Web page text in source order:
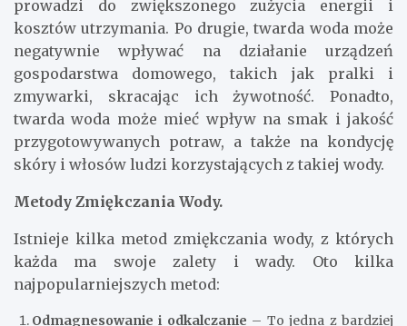
prowadzi do zwiększonego zużycia energii i
kosztów utrzymania. Po drugie, twarda woda może
negatywnie wpływać na działanie urządzeń
gospodarstwa domowego, takich jak pralki i
zmywarki, skracając ich żywotność. Ponadto,
twarda woda może mieć wpływ na smak i jakość
przygotowywanych potraw, a także na kondycję
skóry i włosów ludzi korzystających z takiej wody.
Metody Zmiękczania Wody.
Istnieje kilka metod zmiękczania wody, z których
każda ma swoje zalety i wady. Oto kilka
najpopularniejszych metod:
Odmagnesowanie i odkalczanie – To jedna z bardziej